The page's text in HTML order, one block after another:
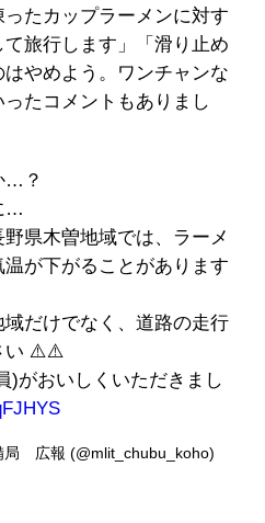
たカップラーメンに対す
旅行します」「滑り止め
やめよう。ワンチャンな
たコメントもありまし
…？
…
県木曽地域では、ラーメ
が下がることがあります
だけでなく、道路の走行
い ⚠️⚠️
がおいしくいただきまし
広報 (@mlit_chubu_koho)